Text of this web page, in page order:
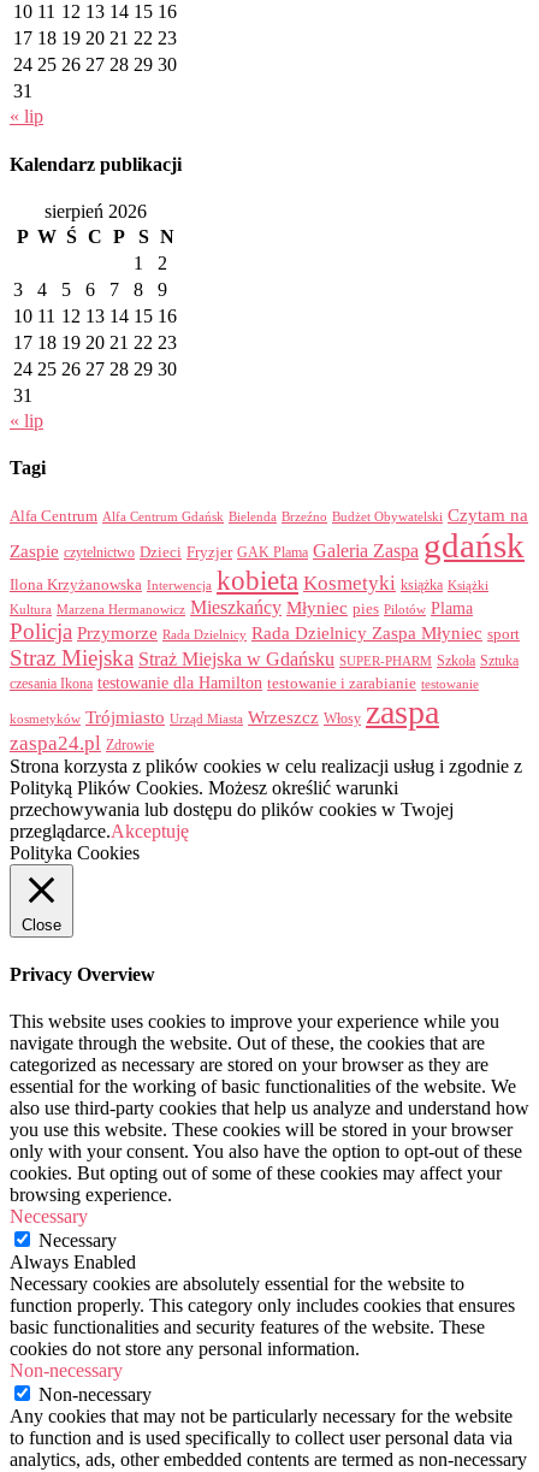
10 11 12 13 14 15 16
17 18 19 20 21 22 23
24 25 26 27 28 29 30
31
« lip
Kalendarz publikacji
sierpień 2026
P W Ś C P S N
1
2
3
4 5 6 7 8
9
10 11 12 13 14 15 16
17 18 19 20 21 22 23
24 25 26 27 28 29 30
31
« lip
Tagi
Alfa Centrum Alfa Centrum Gdańsk Bielenda Brzeźno Budżet Obywatelski Czytam na
Zaspie czytelnictwo Dzieci Fryzjer GAK Plama Galeria Zaspa gdańsk
Ilona Krzyżanowska Interwencja kobieta Kosmetyki książka Książki
Kultura Marzena Hermanowicz Mieszkańcy Młyniec pies Pilotów Plama
Policja Przymorze Rada Dzielnicy Rada Dzielnicy Zaspa Młyniec sport
Straz Miejska Straż Miejska w Gdańsku SUPER-PHARM Szkoła Sztuka
czesania Ikona testowanie dla Hamilton testowanie i zarabianie testowanie
kosmetyków Trójmiasto Urząd Miasta Wrzeszcz Włosy zaspa
zaspa24.pl Zdrowie
Strona korzysta z plików cookies w celu realizacji usług i zgodnie z
Polityką Plików Cookies. Możesz określić warunki
przechowywania lub dostępu do plików cookies w Twojej
przeglądarce.Akceptuję
Polityka Cookies
Close
Privacy Overview
This website uses cookies to improve your experience while you
navigate through the website. Out of these, the cookies that are
categorized as necessary are stored on your browser as they are
essential for the working of basic functionalities of the website. We
also use third-party cookies that help us analyze and understand how
you use this website. These cookies will be stored in your browser
only with your consent. You also have the option to opt-out of these
cookies. But opting out of some of these cookies may affect your
browsing experience.
Necessary
Necessary
Always Enabled
Necessary cookies are absolutely essential for the website to
function properly. This category only includes cookies that ensures
basic functionalities and security features of the website. These
cookies do not store any personal information.
Non-necessary
Non-necessary
Any cookies that may not be particularly necessary for the website
to function and is used specifically to collect user personal data via
analytics, ads, other embedded contents are termed as non-necessary